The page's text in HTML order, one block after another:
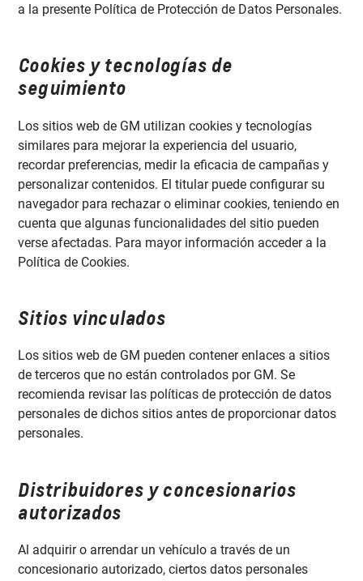
a la presente Política de Protección de Datos Personales.
Cookies y tecnologías de
seguimiento
Los sitios web de GM utilizan cookies y tecnologías
similares para mejorar la experiencia del usuario,
recordar preferencias, medir la eficacia de campañas y
personalizar contenidos. El titular puede configurar su
navegador para rechazar o eliminar cookies, teniendo en
cuenta que algunas funcionalidades del sitio pueden
verse afectadas. Para mayor información acceder a la
Política de Cookies.
Sitios vinculados
Los sitios web de GM pueden contener enlaces a sitios
de terceros que no están controlados por GM. Se
recomienda revisar las políticas de protección de datos
personales de dichos sitios antes de proporcionar datos
personales.
Distribuidores y concesionarios
autorizados
Al adquirir o arrendar un vehículo a través de un
concesionario autorizado, ciertos datos personales